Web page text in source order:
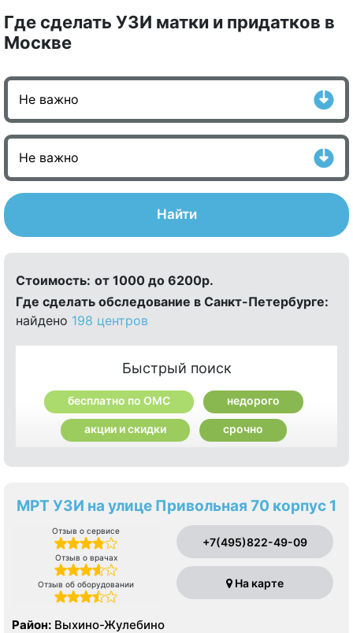
Где сделать УЗИ матки и придатков в
Москве
Найти
Стоимость: от 1000 до 6200р.
Где сделать обследование в Санкт-Петербурге:
найдено 198 центров
Быстрый поиск
бесплатно по ОМС недорого
акции и скидки срочно
МРТ УЗИ на улице Привольная 70 корпус 1
Отзыв о сервисе
Отзыв о врачах
Отзыв об оборудовании
+7(495)822-49-09
На карте
Район: Выхино-Жулебино